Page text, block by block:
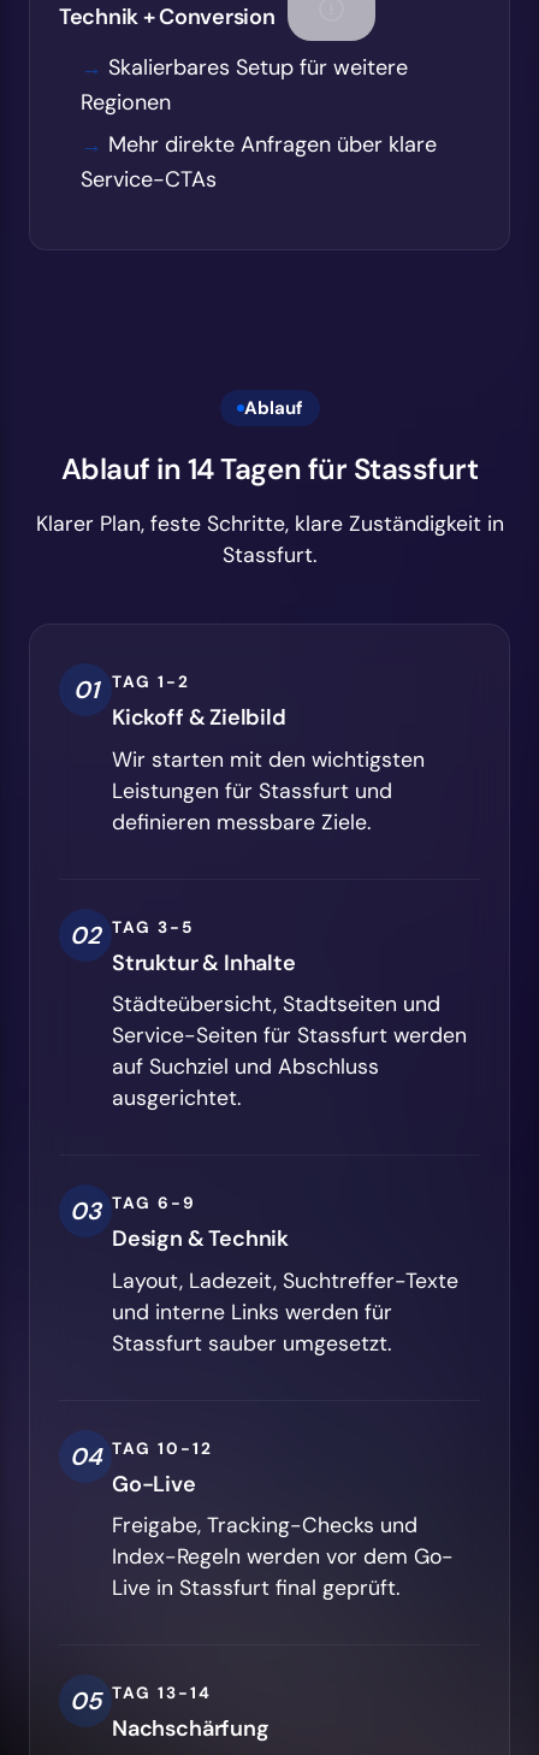
Technik + Conversion
Skalierbares Setup für weitere
Regionen
Mehr direkte Anfragen über klare
Service-CTAs
Ablauf
Ablauf in 14 Tagen für Stassfurt
Klarer Plan, feste Schritte, klare Zuständigkeit in
Stassfurt.
01 TAG 1-2
Kickoff & Zielbild
Wir starten mit den wichtigsten
Leistungen für Stassfurt und
definieren messbare Ziele.
02 TAG 3-5
Struktur & Inhalte
Städteübersicht, Stadtseiten und
Service-Seiten für Stassfurt werden
auf Suchziel und Abschluss
ausgerichtet.
03 TAG 6-9
Design & Technik
Layout, Ladezeit, Suchtreffer-Texte
und interne Links werden für
Stassfurt sauber umgesetzt.
04 TAG 10-12
Go-Live
Freigabe, Tracking-Checks und
Index-Regeln werden vor dem Go-
Live in Stassfurt final geprüft.
05 TAG 13-14
Nachschärfung